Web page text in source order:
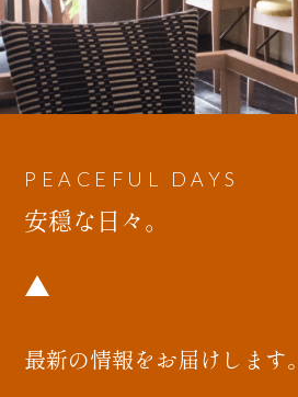
PEACEFUL DAYS
安穏な日々。
最新の情報をお届けします。